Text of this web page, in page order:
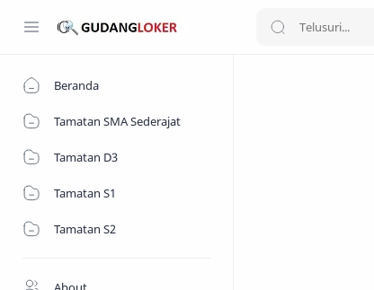
Beranda
Tamatan SMA Sederajat
Tamatan D3
Tamatan S1
Tamatan S2